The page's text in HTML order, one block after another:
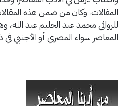
المقالات، وكان من ضمن هذه
للروائي محمد عبد الحليم عبد
المعاصر سواء المصري أو الأجنبي